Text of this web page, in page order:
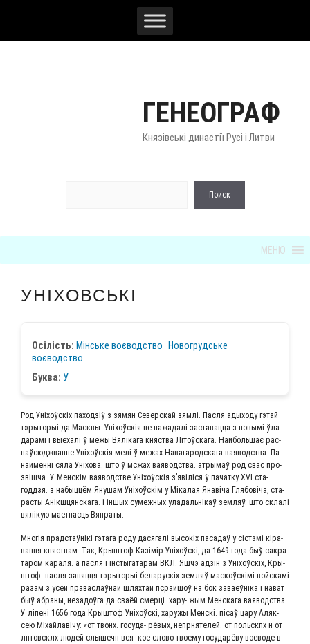
ГЕНЕОГРАФ
Князівські династії Русі і Литви
Поиск
МЕНЮ
УНІХОВСЬКІ
Осілість: Мінсь­ке воєводство
Ново­грудсь­ке
воєводство
Бук­ва: У
Род Уні­хоўскіх паход­зіў з зямян Север­скай зям­лі. Пас­ля ады­хо­ду гэтай
тэры­то­рыі да Мас­к­вы. Уні­хоўскія не пажа­далі заста­вац­ца з новы­мі ўла­
да­ра­мі і выехалі ў межы Вяліка­га княст­ва Літоўска­га. Най­боль­шає рас­
паў­сюдж­ванне Уні­хоўскія мелі ў межах Нава­га­род­ска­га ваявод­ства. Па
най­мен­ні сяла Уні­хо­ва. што ў мсжах ваявод­ства. атры­маў род свас про­
звіш­ча. У Мен­скім ваявод­стве Уні­хоўскія з’явіліся ў пачат­ку XVI ста­
годдзя. з набыц­цём Яну­шам Уні­хоўскім у Міка­лая Янаві­ча Гля­бо­ві­ча, ста­
рас­ты Анікш­цян­ска­га. і іншых сумеж­ных ула­даль­нікаў зем­ляў. што склалі
вялікую мает­на­сць Вяпраты.
Мно­гія прад­стаўнікі гэта­га роду дася­галі высо­кіх паса­даў у сіст­эмі кіра­
ван­ня княст­вам. Так, Кры­штоф Казі­мір Уні­хоўскі, да 1649 года быў сакра­
та­ром кара­ля. а пас­ля і інсты­га­та­рам ВКЛ. Яшчэ адзін з Уні­хоўскіх, Кры­
штоф. пас­ля заняц­ця тэры­то­рыі бела­рус­кіх зем­ляў мас­коўскі­мі вой­ска­мі
разам з усёй пра­васлаў­най шлях­тай псрай­шоў на бок зава­ёўніка і нават
быў абра­ны, неза­доў­га да сва­ёй смер­ці. хару- жым Мен­ска­га ваявод­ства.
У ліпе­ні 1656 года Кры­штоф Уні­хоўскі, хару­жы Мен­скі. пісаў цару Аляк­
сею Міхай­лаві­чу: «от твонх. госу­да- рёвых, непр­ня­те­лей. от поль­ск­пх н от
лнтов­склх людей слы­шечп вся- кое сло­во тво­е­му госу­да­рё­ву вое­во­де в